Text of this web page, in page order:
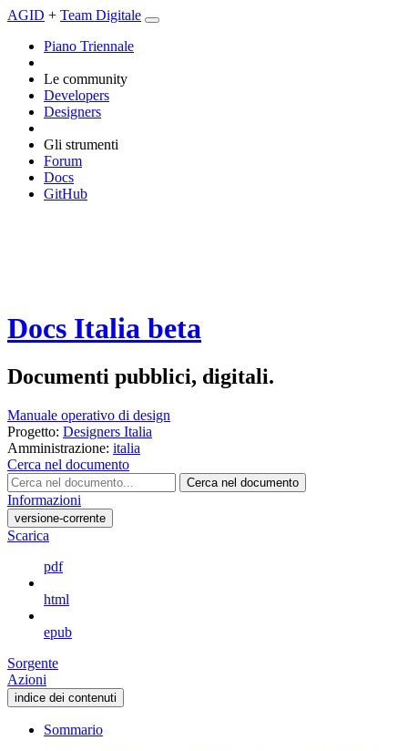
AGID + Team Digitale
Piano Triennale
Le community
Developers
Designers
Gli strumenti
Forum
Docs
GitHub
Docs Italia beta
Documenti pubblici, digitali.
Manuale operativo di design
Progetto: Designers Italia
Amministrazione: italia
Cerca nel documento
Cerca nel documento
Informazioni
versione-corrente
Scarica
pdf
html
epub
Sorgente
Azioni
indice dei contenuti
Sommario